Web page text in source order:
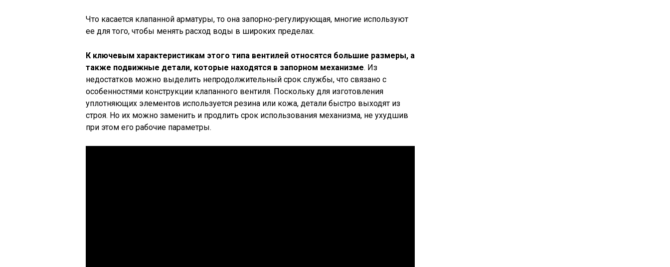
Что касается клапанной арматуры, то она запорно-регулирующая, многие используют
ее для того, чтобы менять расход воды в широких пределах.
К ключевым характеристикам этого типа вентилей относятся большие размеры, а
также подвижные детали, которые находятся в запорном механизме. Из
недостатков можно выделить непродолжительный срок службы, что связано с
особенностями конструкции клапанного вентиля. Поскольку для изготовления
уплотняющих элементов используется резина или кожа, детали быстро выходят из
строя. Но их можно заменить и продлить срок использования механизма, не ухудшив
при этом его рабочие параметры.